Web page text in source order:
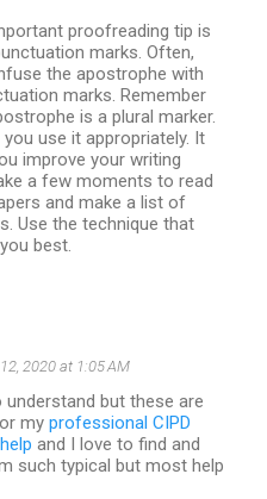
proofreading tip is
marks. Often,
the apostrophe with
marks. Remember
is a plural marker.
use it appropriately. It
improve your writing
a few moments to read
and make a list of
Use the technique that
best.
2020 at 1:05 AM
but these are
my professional CIPD
and I love to find and
such typical but most help